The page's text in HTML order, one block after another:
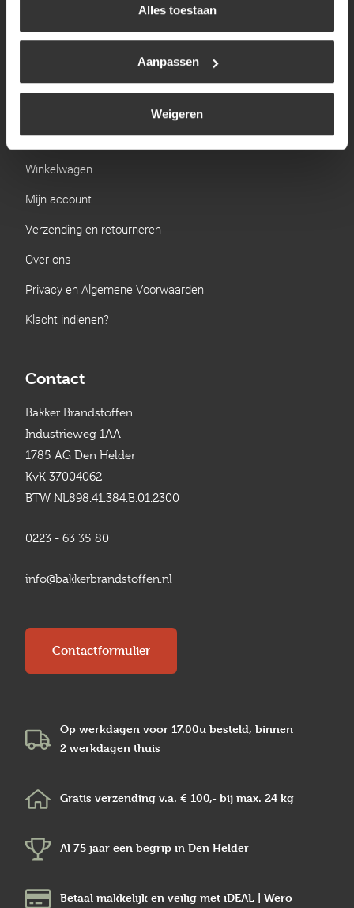
Alles toestaan
Aanpassen
Weigeren
Verwarming
Links
Winkelwagen
Mijn account
Verzending en retourneren
Over ons
Privacy en Algemene Voorwaarden
Klacht indienen?
Contact
Bakker Brandstoffen
Industrieweg 1AA
1785 AG Den Helder
KvK 37004062
BTW NL898.41.384.B.01.2300
0223 - 63 35 80
info@bakkerbrandstoffen.nl
Contactformulier
Op werkdagen voor 17.00u besteld, binnen
2 werkdagen thuis
Gratis verzending v.a. € 100,- bij max. 24 kg
Al 75 jaar een begrip in Den Helder
Betaal makkelijk en veilig met iDEAL | Wero